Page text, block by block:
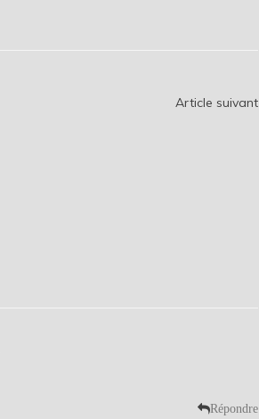
Article suivant
Répondre